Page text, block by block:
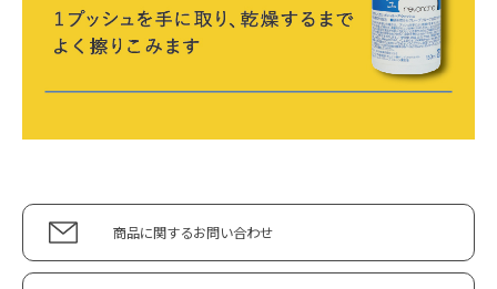
商品に関するお問い合わせ